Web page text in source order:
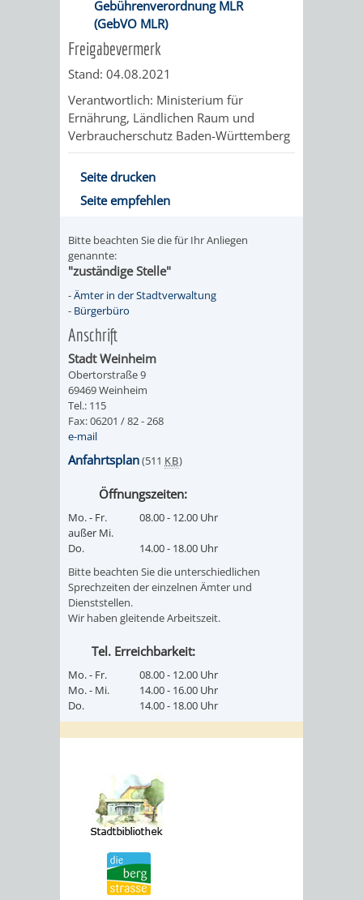
HAUS
BÜRGERSAAL
IM
ALTEN
RATHAUS
Gebührenverordnung MLR
(GebVO MLR)
Freigabevermerk
Stand: 04.08.2021
Verantwortlich: Ministerium für
Ernährung, Ländlichen Raum und
Verbraucherschutz Baden-Württemberg
Seite drucken
Seite empfehlen
Bitte beachten Sie die für Ihr Anliegen
genannte:
"zuständige Stelle"
-Ämter in der Stadtverwaltung
- Bürgerbüro
Anschrift
Stadt Weinheim
Obertorstraße 9
69469 Weinheim
Tel.: 115
Fax: 06201 / 82 - 268
e-mail
Anfahrtsplan(511 KB)
Öffnungszeiten:
Mo. - Fr.
außer Mi.
08.00 - 12.00 Uhr
Do.
14.00 - 18.00 Uhr
Bitte beachten Sie die unterschiedlichen
Sprechzeiten der einzelnen Ämter und
Dienststellen.
Wir haben gleitende Arbeitszeit.
Tel. Erreichbarkeit:
Mo. - Fr.
08.00 - 12.00 Uhr
Mo. - Mi.
14.00 - 16.00 Uhr
Do.
14.00 - 18.00 Uhr